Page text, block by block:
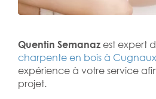
Quentin Semanaz est expert
charpente en bois à Cugnaux
expérience à votre service
projet.